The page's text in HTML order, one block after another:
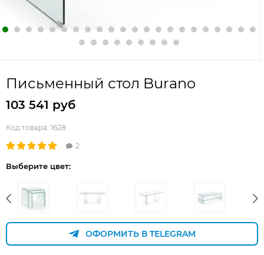
Письменный стол Burano
103 541 руб
Код товара: 1628
2
Выберите цвет:
ОФОРМИТЬ В TELEGRAM